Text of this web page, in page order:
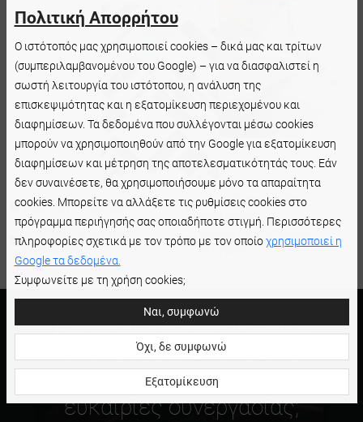
καινοτόμες φόρμουλες
περιποίηση και styling
βλεφαρίδων
χειροποίητες ψεύτικες
βλεφαρίδες
αξεσουάρ για εξτένσιονς
βλεφαρίδων
Είστε ειδικός στον κλάδο
της ομορφιάς και έχετε
ερωτήσεις σχετικά με
ευκαιρίες συνεργασίας;
Πολιτική Απορρήτου
Ο ιστότοπός μας χρησιμοποιεί cookies – δικά μας και τρίτων
(συμπεριλαμβανομένου του Google) – για να διασφαλιστεί η
σωστή λειτουργία του ιστότοπου, η ανάλυση της
επισκεψιμότητας και η εξατομίκευση περιεχομένου και
διαφημίσεων. Τα δεδομένα που συλλέγονται μέσω cookies
μπορούν να χρησιμοποιηθούν από την Google για εξατομίκευση
διαφημίσεων και μέτρηση της αποτελεσματικότητάς τους. Εάν
δεν συναινέσετε, θα χρησιμοποιήσουμε μόνο τα απαραίτητα
cookies. Μπορείτε να αλλάξετε τις ρυθμίσεις cookies στο
πρόγραμμα περιήγησής σας οποιαδήποτε στιγμή. Περισσότερες
πληροφορίες σχετικά με τον τρόπο με τον οποίοχρησιμοποιεί η
Google τα δεδομένα.
Συμφωνείτε με τη χρήση cookies;
Ναι, συμφωνώ
Όχι, δε συμφωνώ
Εξατομίκευση